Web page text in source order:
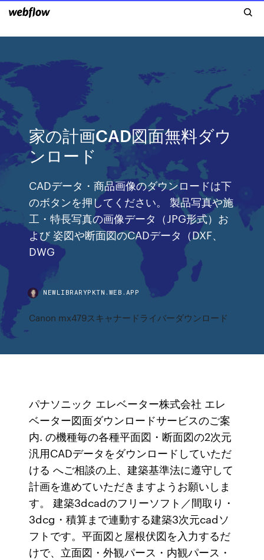
家の計画CAD図面無料ダウ
ンロード
CADデータ・商品画像のダウンロードは下
のボタンを押してください。 製品写真や施
工・特長写真の画像データ（JPG形式）お
よび 姿図や断面図のCADデータ（DXF、
DWG
NEWLIBRARYPKTN.WEB.APP
Canon mx479スキャナードライバーダウンロード
パナソニック エレベーター株式会社 エレ
ベーター図面ダウンロードサービスのご案
内. の機種毎の各種平面図・断面図の2次元
汎用CADデータをダウンロードしていただ
ける へご相談の上、建築基準法に遵守して
計画を進めていただきますようお願いしま
す。 建築3dcadのフリーソフト／間取り・
3dcg・積算まで連動する建築3次元cadソ
フトです。平面図と屋根伏図を入力するだ
けで、立面図・外観パース・内観パース・